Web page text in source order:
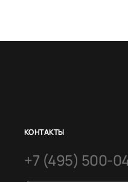
КОНТАКТЫ
+7 (495) 500-